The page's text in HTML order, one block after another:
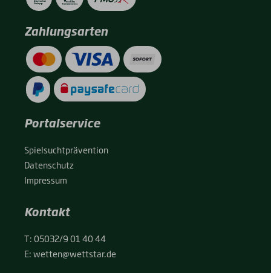
Zahlungsarten
Portalservice
Spiel­sucht­prä­ven­ti­on
Daten­schutz
Impres­sum
Kontakt
T:05032/9 01 40 44
E:wetten@wettstar.de